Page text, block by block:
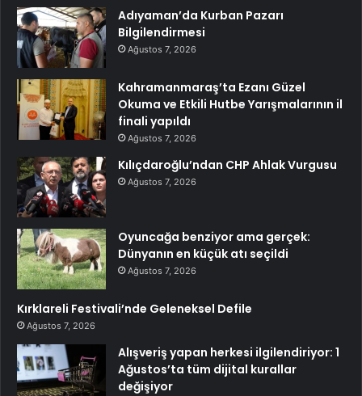
Adıyaman’da Kurban Pazarı
Bilgilendirmesi
Ağustos 7, 2026
Kahramanmaraş’ta Ezanı Güzel
Okuma ve Etkili Hutbe Yarışmalarının il
finali yapıldı
Ağustos 7, 2026
Kılıçdaroğlu’ndan CHP Ahlak Vurgusu
Ağustos 7, 2026
Oyuncağa benziyor ama gerçek:
Dünyanın en küçük atı seçildi
Ağustos 7, 2026
Kırklareli Festivali’nde Geleneksel Defile
Ağustos 7, 2026
Alışveriş yapan herkesi ilgilendiriyor: 1
Ağustos’ta tüm dijital kurallar
değişiyor